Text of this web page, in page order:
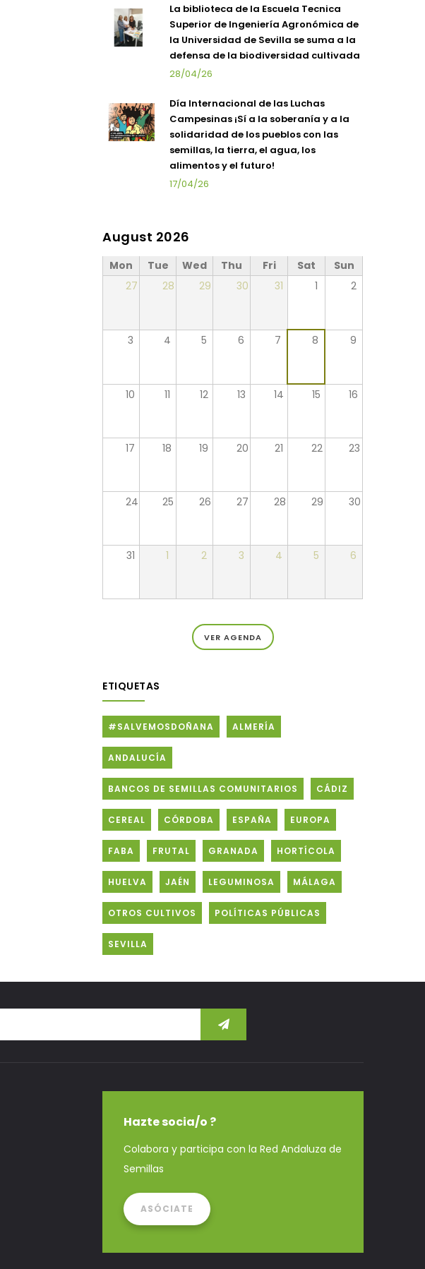
La biblioteca de la Escuela Tecnica
Superior de Ingeniería Agronómica de
la Universidad de Sevilla se suma a la
defensa de la biodiversidad cultivada
28/04/26
Día Internacional de las Luchas
Campesinas ¡Sí a la soberanía y a la
solidaridad de los pueblos con las
semillas, la tierra, el agua, los
alimentos y el futuro!
17/04/26
August 2026
Mon Tue Wed Thu Fri Sat
Sun
27
28 29 30 31 1 2
3 4 5 6 7 8 9
10 11 12 13 14 15 16
17 18 19 20 21 22 23
24 25 26 27 28 29 30
31 1 2 3 4 5 6
VER AGENDA
ETIQUETAS
#SALVEMOSDOÑANA ALMERÍA
ANDALUCÍA
BANCOS DE SEMILLAS COMUNITARIOS CÁDIZ
CEREAL CÓRDOBA ESPAÑA EUROPA
FABA FRUTAL GRANADA HORTÍCOLA
HUELVA JAÉN LEGUMINOSA MÁLAGA
OTROS CULTIVOS POLÍTICAS PÚBLICAS
SEVILLA
Hazte socia/o ?
Colabora y participa con la Red Andaluza de
Semillas
ASÓCIATE